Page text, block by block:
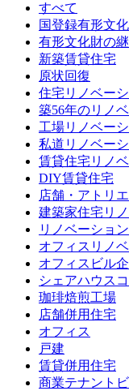
すべて
国登録有形文
有形文化財の
新築賃貸住宅
原状回復
住宅リノベー
築56年のリノ
工場リノベー
私道リノベー
賃貸住宅リノ
DIY賃貸住宅
店舗・アトリエ
建築家住宅リ
リノベーション
オフィスリノ
オフィスビル
シェアハウス
珈琲焙煎工場
店舗併用住宅
オフィス
戸建
賃貸併用住宅
商業テナント